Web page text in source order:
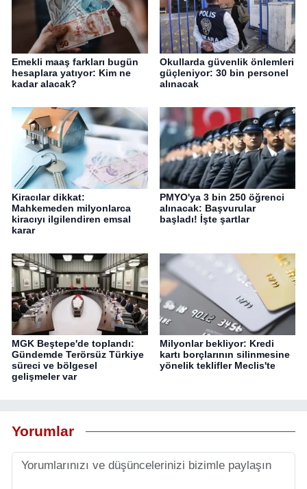
Emekli maaş farkları bugün
hesaplara yatıyor: Kim ne
kadar alacak?
Okullarda güvenlik önlemleri
güçleniyor: 30 bin personel
alınacak
Kiracılar dikkat:
Mahkemeden milyonlarca
kiracıyı ilgilendiren emsal
karar
PMYO'ya 3 bin 250 öğrenci
alınacak: Başvurular
başladı! İşte şartlar
MGK Beştepe'de toplandı:
Gündemde Terörsüz Türkiye
süreci ve bölgesel
gelişmeler var
Milyonlar bekliyor: Kredi
kartı borçlarının silinmesine
yönelik teklifler Meclis'te
Yorumlar